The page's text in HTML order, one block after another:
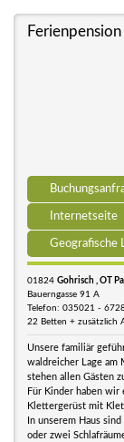
Internetseite
Geografische
01824 Gohrisch , OT
Bauerngasse 91 A
Telefon: 035021 -
22 Betten + zusätzlich
Unsere familiär
waldreicher Lage am
stehen allen Gästen
Für Kinder haben wir
Klettergerüst mit
In unserem Haus
oder zwei